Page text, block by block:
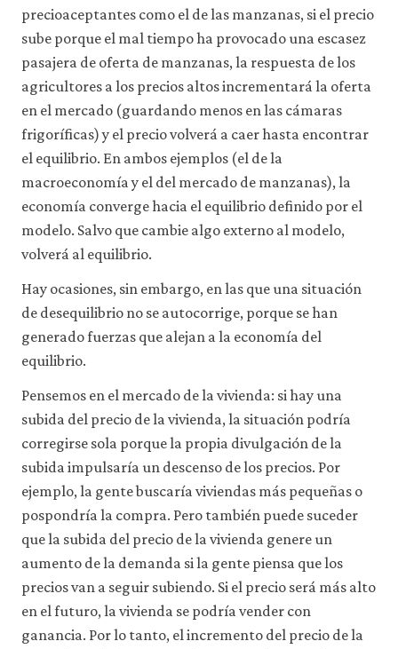
precioaceptantes como el de las manzanas, si el precio
sube porque el mal tiempo ha provocado una escasez
pasajera de oferta de manzanas, la respuesta de los
agricultores a los precios altos incrementará la oferta
en el mercado (guardando menos en las cámaras
frigoríficas) y el precio volverá a caer hasta encontrar
el equilibrio. En ambos ejemplos (el de la
macroeconomía y el del mercado de manzanas), la
economía converge hacia el equilibrio definido por el
modelo. Salvo que cambie algo externo al modelo,
volverá al equilibrio.
Hay ocasiones, sin embargo, en las que una situación
de desequilibrio no se autocorrige, porque se han
generado fuerzas que alejan a la economía del
equilibrio.
Pensemos en el mercado de la vivienda: si hay una
subida del precio de la vivienda, la situación podría
corregirse sola porque la propia divulgación de la
subida impulsaría un descenso de los precios. Por
ejemplo, la gente buscaría viviendas más pequeñas o
pospondría la compra. Pero también puede suceder
que la subida del precio de la vivienda genere un
aumento de la demanda si la gente piensa que los
precios van a seguir subiendo. Si el precio será más alto
en el futuro, la vivienda se podría vender con
ganancia. Por lo tanto, el incremento del precio de la